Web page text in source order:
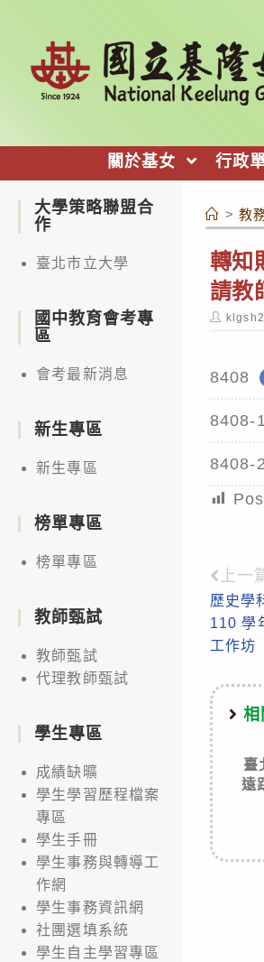
關於基女 行政
> 教
轉知
請教
Post
author:
8408
8408-1
8408-2
上一
歷史學
110 學
工作坊
相
臺
遠
大學策略聯盟合
作
臺北市立大學
國中教育會考專
區
會考最新消息
新生專區
新生專區
榜單專區
榜單專區
教師甄試
教師甄試
代理教師甄試
學生專區
成績缺曠
學生學習歷程檔案
專區
學生手冊
學生事務與轉導工
作網
學生事務資訊網
社團選填系統
學生自主學習專區